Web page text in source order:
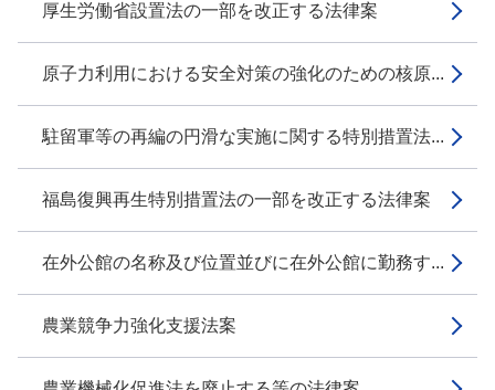
厚生労働省設置法の一部を改正する法律案
原子力利用における安全対策の強化のための核原...
駐留軍等の再編の円滑な実施に関する特別措置法...
福島復興再生特別措置法の一部を改正する法律案
在外公館の名称及び位置並びに在外公館に勤務す...
農業競争力強化支援法案